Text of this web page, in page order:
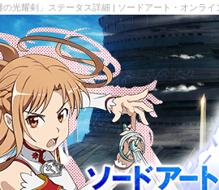
光耀剣」ステータス詳細 | ソードアート・オンラ